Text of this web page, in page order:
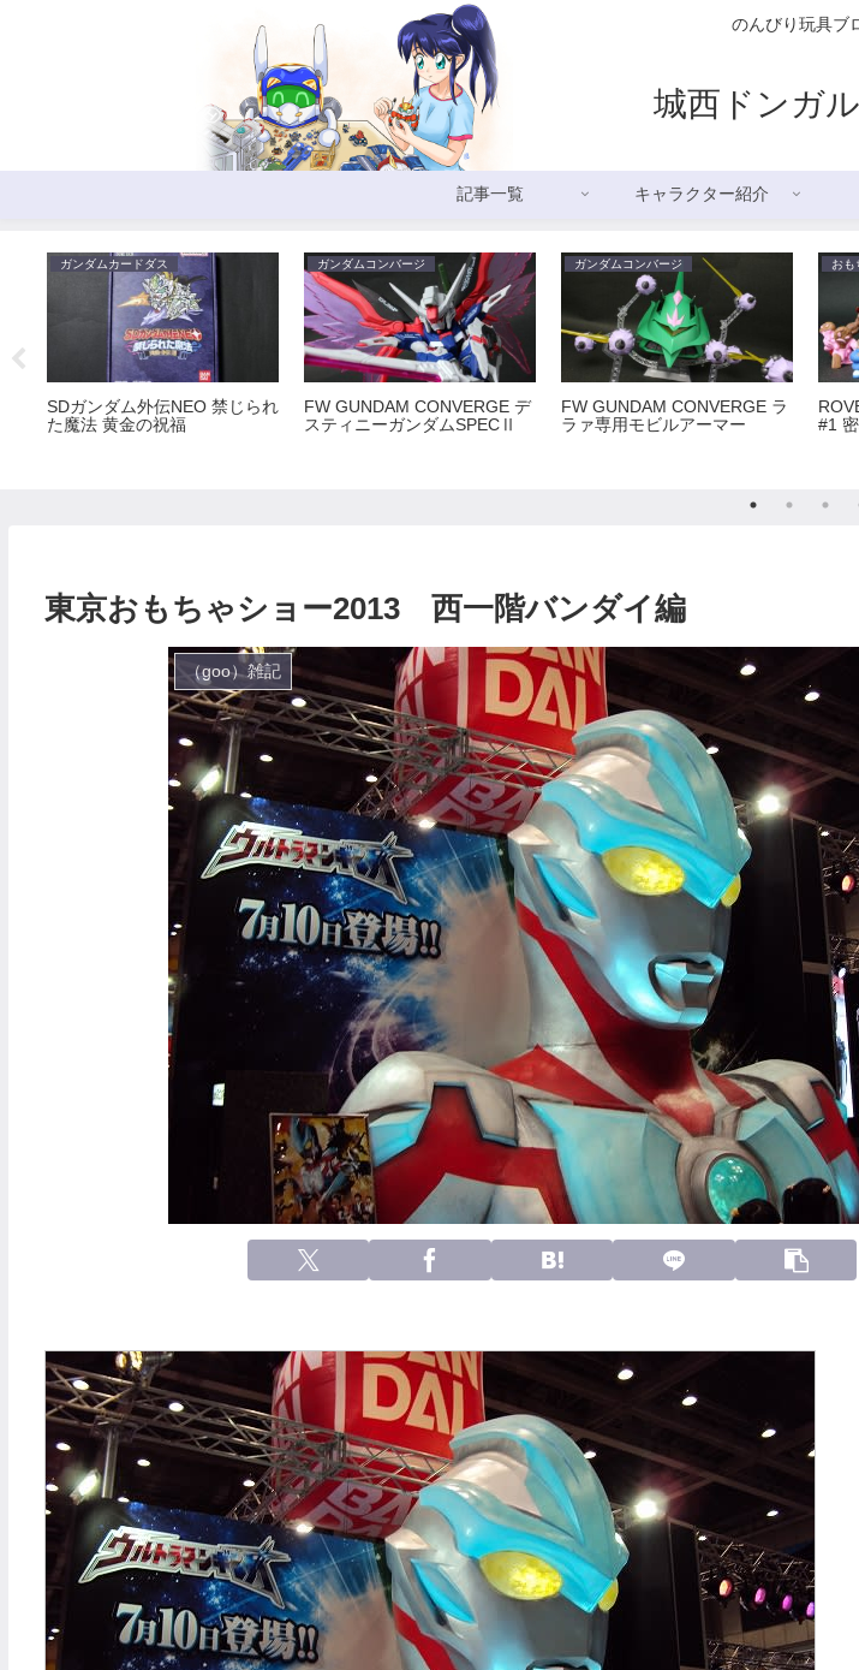
のんびり玩具ブ
城西ドンガ
記事一覧 キャラクター紹介
ガンダムカードダス
SDガンダム外伝NEO 禁じられ
た魔法 黄金の祝福
ガンダムコンバージ
FW GUNDAM CONVERGE デ
スティニーガンダムSPECⅡ
ガンダムコンバージ
FW GUNDAM CONVERGE ラ
ラァ専用モビルアーマー
おも
#1
東京おもちゃショー2013 西一階バンダイ編
（goo）雑記